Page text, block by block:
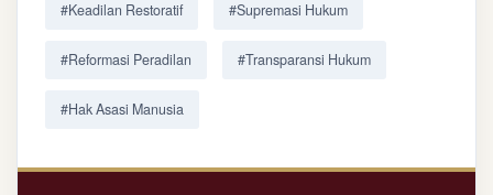
#Keadilan Restoratif #Supremasi Hukum
#Reformasi Peradilan #Transparansi Hukum
#Hak Asasi Manusia